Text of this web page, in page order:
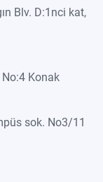
Blv. D:1nci kat,
Konak
sok. No3/11